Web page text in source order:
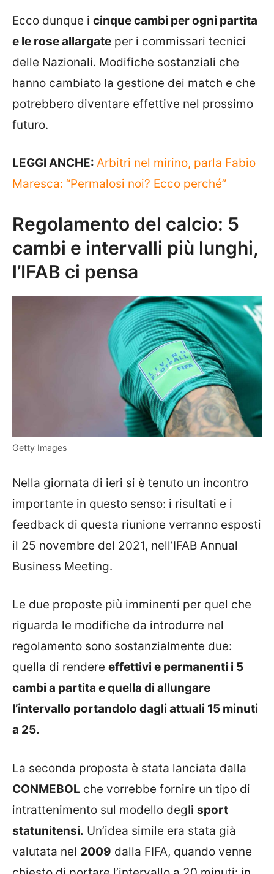
Ecco dunque i cinque cambi per ogni partita
e le rose allargate per i commissari tecnici
delle Nazionali. Modifiche sostanziali che
hanno cambiato la gestione dei match e che
potrebbero diventare effettive nel prossimo
futuro.
LEGGI ANCHE: Arbitri nel mirino, parla Fabio
Maresca: “Permalosi noi? Ecco perché”
Regolamento del calcio: 5
cambi e intervalli più lunghi,
l’IFAB ci pensa
Getty Images
Nella giornata di ieri si è tenuto un incontro
importante in questo senso: i risultati e i
feedback di questa riunione verranno esposti
il 25 novembre del 2021, nell’IFAB Annual
Business Meeting.
Le due proposte più imminenti per quel che
riguarda le modifiche da introdurre nel
regolamento sono sostanzialmente due:
quella di rendere effettivi e permanenti i 5
cambi a partita e quella di allungare
l’intervallo portandolo dagli attuali 15 minuti
a 25.
La seconda proposta è stata lanciata dalla
CONMEBOL che vorrebbe fornire un tipo di
intrattenimento sul modello degli sport
statunitensi. Un’idea simile era stata già
valutata nel 2009 dalla FIFA, quando venne